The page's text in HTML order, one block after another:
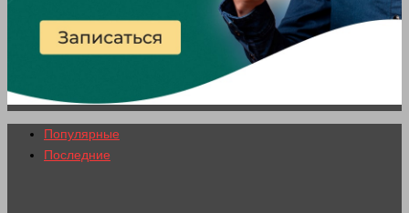
Популярные
Последние